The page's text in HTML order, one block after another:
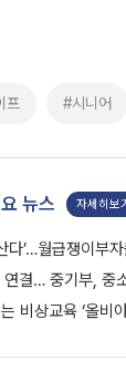
프 #시니어
뉴스 자세히보
다’…월급쟁이부자
결… 중기부, 중
비상교육 ‘올비